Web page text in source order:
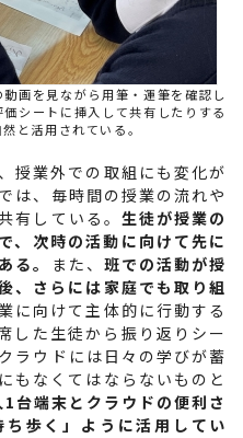
画を見ながら用筆・運筆を確認し
シートに挿入して共有したりする
と活用されている。
授業外での取組にも変化が
は、毎時間の授業の流れや
有している。 生徒が授業の
、次時の活動に向けて先に
る。
また、 班での活動が授
、さらには家庭でも取り組
に向けて主体的に行動する
した生徒から振り返りシー
ラウドには日々の学びが蓄
もなくてはならないものと
台端末とクラウドの便利さ
歩く」ように活用してい